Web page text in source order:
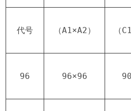
代号 （A1×A2） （
96 96×96